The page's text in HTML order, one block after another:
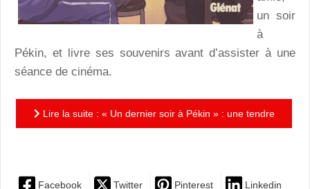
un soir
à
Pékin, et livre ses souvenirs avant d’assister à une
séance de cinéma.
Lire la suite : « Un dernier soir à Pékin » : une tendre
Facebook Twitter Pinterest Linkedin